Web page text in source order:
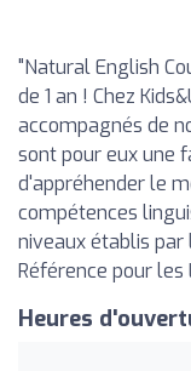
"Natural English
de 1 an ! Chez
accompagnés de
sont pour eux une
d'appréhender le
compétences
niveaux établis par
Référence pour les
Heures